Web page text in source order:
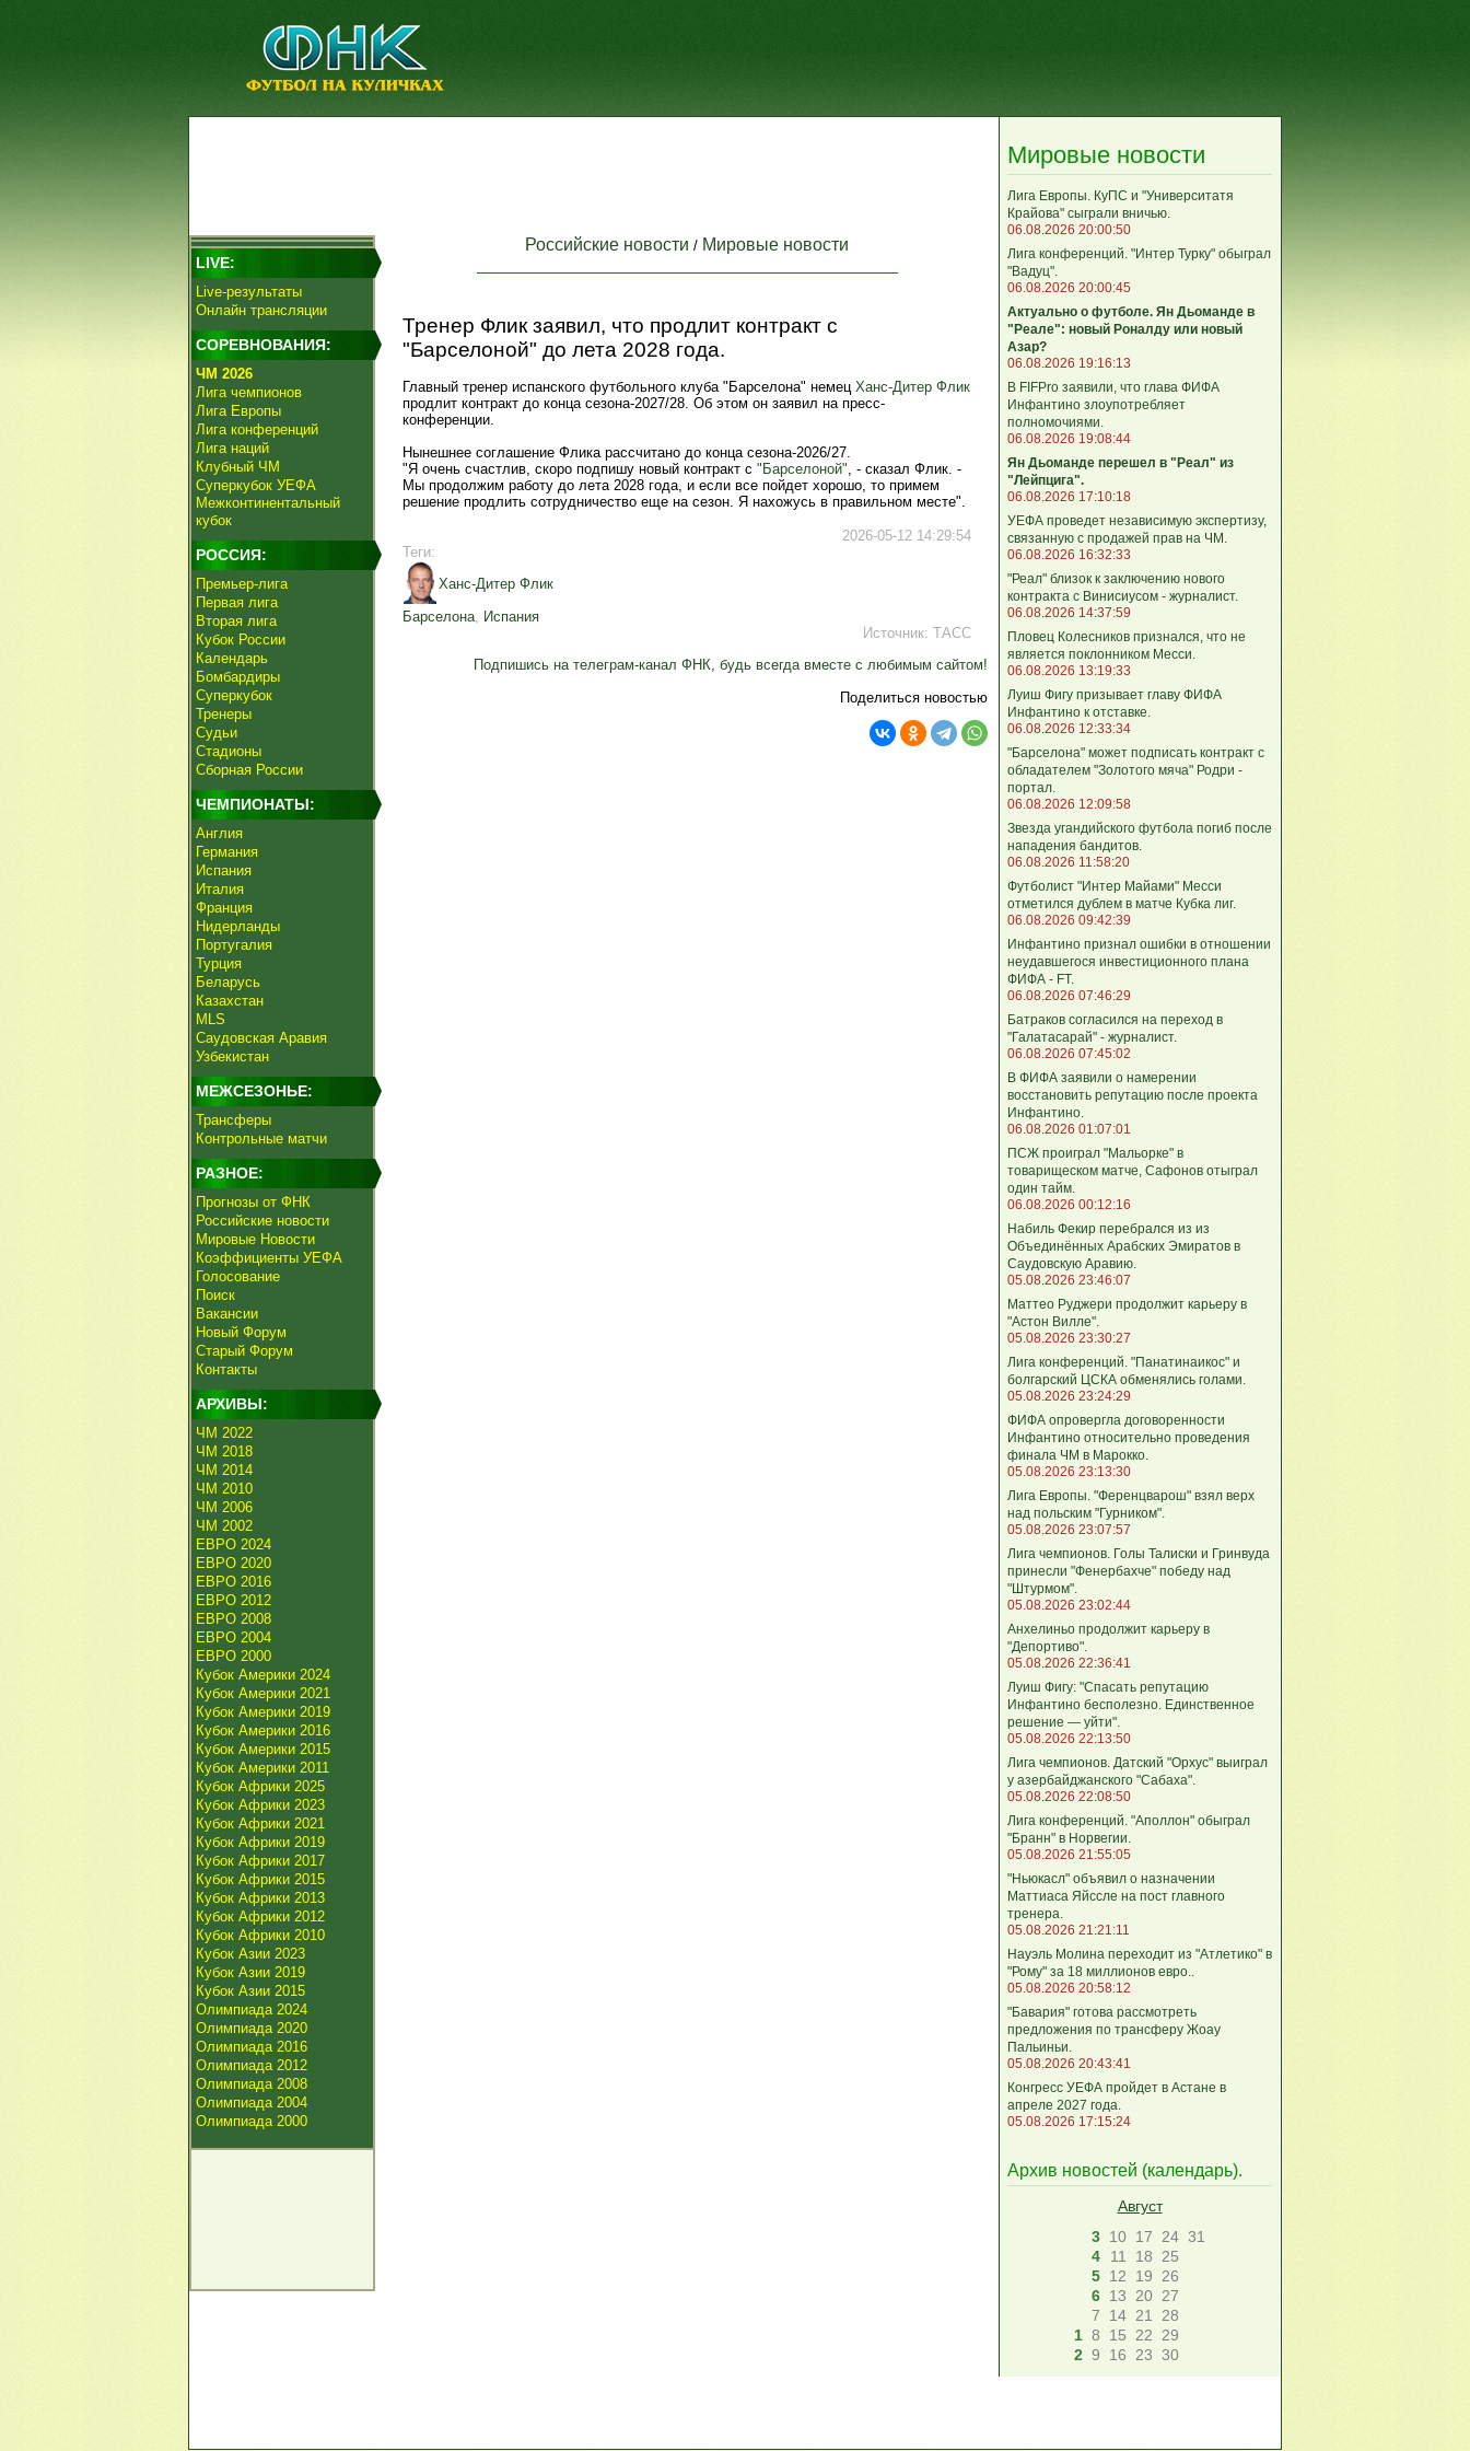
LIVE:
Live-результаты
Онлайн трансляции
СОРЕВНОВАНИЯ:
ЧМ 2026
Лига чемпионов
Лига Европы
Лига конференций
Лига наций
Клубный ЧМ
Суперкубок УЕФА
Межконтинентальный
кубок
РОССИЯ:
Премьер-лига
Первая лига
Вторая лига
Кубок России
Календарь
Бомбардиры
Суперкубок
Тренеры
Судьи
Стадионы
Сборная России
ЧЕМПИОНАТЫ:
Англия
Германия
Испания
Италия
Франция
Нидерланды
Португалия
Турция
Беларусь
Казахстан
MLS
Саудовская Аравия
Узбекистан
МЕЖСЕЗОНЬЕ:
Трансферы
Контрольные матчи
РАЗНОЕ:
Прогнозы от ФНК
Российские новости
Мировые Новости
Коэффициенты УЕФА
Голосование
Поиск
Вакансии
Новый Форум
Старый Форум
Контакты
АРХИВЫ:
ЧМ 2022
ЧМ 2018
ЧМ 2014
ЧМ 2010
ЧМ 2006
ЧМ 2002
ЕВРО 2024
ЕВРО 2020
ЕВРО 2016
ЕВРО 2012
ЕВРО 2008
ЕВРО 2004
ЕВРО 2000
Кубок Америки 2024
Кубок Америки 2021
Кубок Америки 2019
Кубок Америки 2016
Кубок Америки 2015
Кубок Америки 2011
Кубок Африки 2025
Кубок Африки 2023
Кубок Африки 2021
Кубок Африки 2019
Кубок Африки 2017
Кубок Африки 2015
Кубок Африки 2013
Кубок Африки 2012
Кубок Африки 2010
Кубок Азии 2023
Кубок Азии 2019
Кубок Азии 2015
Олимпиада 2024
Олимпиада 2020
Олимпиада 2016
Олимпиада 2012
Олимпиада 2008
Олимпиада 2004
Олимпиада 2000
Российские новости / Мировые новости
Тренер Флик заявил, что продлит контракт с
"Барселоной" до лета 2028 года.
Главный тренер испанского футбольного клуба "Барселона" немец Ханс-Дитер Флик
продлит контракт до конца сезона-2027/28. Об этом он заявил на пресс-
конференции.
Нынешнее соглашение Флика рассчитано до конца сезона-2026/27.
"Я очень счастлив, скоро подпишу новый контракт с "Барселоной", - сказал Флик. -
Мы продолжим работу до лета 2028 года, и если все пойдет хорошо, то примем
решение продлить сотрудничество еще на сезон. Я нахожусь в правильном месте".
2026-05-12 14:29:54
Теги:
Ханс-Дитер Флик
Барселона, Испания
Источник: ТАСС
Подпишись на телеграм-канал ФНК, будь всегда вместе с любимым сайтом!
Поделиться новостью
Мировые новости
Лига Европы. КуПС и "Университатя
Крайова" сыграли вничью.
06.08.2026 20:00:50
Лига конференций. "Интер Турку" обыграл
"Вадуц".
06.08.2026 20:00:45
Актуально о футболе. Ян Дьоманде в
"Реале": новый Роналду или новый
Азар?
06.08.2026 19:16:13
В FIFPro заявили, что глава ФИФА
Инфантино злоупотребляет
полномочиями.
06.08.2026 19:08:44
Ян Дьоманде перешел в "Реал" из
"Лейпцига".
06.08.2026 17:10:18
УЕФА проведет независимую экспертизу,
связанную с продажей прав на ЧМ.
06.08.2026 16:32:33
"Реал" близок к заключению нового
контракта с Винисиусом - журналист.
06.08.2026 14:37:59
Пловец Колесников признался, что не
является поклонником Месси.
06.08.2026 13:19:33
Луиш Фигу призывает главу ФИФА
Инфантино к отставке.
06.08.2026 12:33:34
"Барселона" может подписать контракт с
обладателем "Золотого мяча" Родри -
портал.
06.08.2026 12:09:58
Звезда угандийского футбола погиб после
нападения бандитов.
06.08.2026 11:58:20
Футболист "Интер Майами" Месси
отметился дублем в матче Кубка лиг.
06.08.2026 09:42:39
Инфантино признал ошибки в отношении
неудавшегося инвестиционного плана
ФИФА - FT.
06.08.2026 07:46:29
Батраков согласился на переход в
"Галатасарай" - журналист.
06.08.2026 07:45:02
В ФИФА заявили о намерении
восстановить репутацию после проекта
Инфантино.
06.08.2026 01:07:01
ПСЖ проиграл "Мальорке" в
товарищеском матче, Сафонов отыграл
один тайм.
06.08.2026 00:12:16
Набиль Фекир перебрался из из
Объединённых Арабских Эмиратов в
Саудовскую Аравию.
05.08.2026 23:46:07
Маттео Руджери продолжит карьеру в
"Астон Вилле".
05.08.2026 23:30:27
Лига конференций. "Панатинаикос" и
болгарский ЦСКА обменялись голами.
05.08.2026 23:24:29
ФИФА опровергла договоренности
Инфантино относительно проведения
финала ЧМ в Марокко.
05.08.2026 23:13:30
Лига Европы. "Ференцварош" взял верх
над польским "Гурником".
05.08.2026 23:07:57
Лига чемпионов. Голы Талиски и Гринвуда
принесли "Фенербахче" победу над
"Штурмом".
05.08.2026 23:02:44
Анхелиньо продолжит карьеру в
"Депортиво".
05.08.2026 22:36:41
Луиш Фигу: "Спасать репутацию
Инфантино бесполезно. Единственное
решение — уйти".
05.08.2026 22:13:50
Лига чемпионов. Датский "Орхус" выиграл
у азербайджанского "Сабаха".
05.08.2026 22:08:50
Лига конференций. "Аполлон" обыграл
"Бранн" в Норвегии.
05.08.2026 21:55:05
"Ньюкасл" объявил о назначении
Маттиаса Яйссле на пост главного
тренера.
05.08.2026 21:21:11
Науэль Молина переходит из "Атлетико" в
"Рому" за 18 миллионов евро..
05.08.2026 20:58:12
"Бавария" готова рассмотреть
предложения по трансферу Жоау
Пальиньи.
05.08.2026 20:43:41
Конгресс УЕФА пройдет в Астане в
апреле 2027 года.
05.08.2026 17:15:24
Архив новостей (календарь).
Август
3 10 17 24 31
4
11 18
25
5 12 19
26
6 13 20 27
7
14 21
28
1 8 15 22
29
2 9 16 23 30